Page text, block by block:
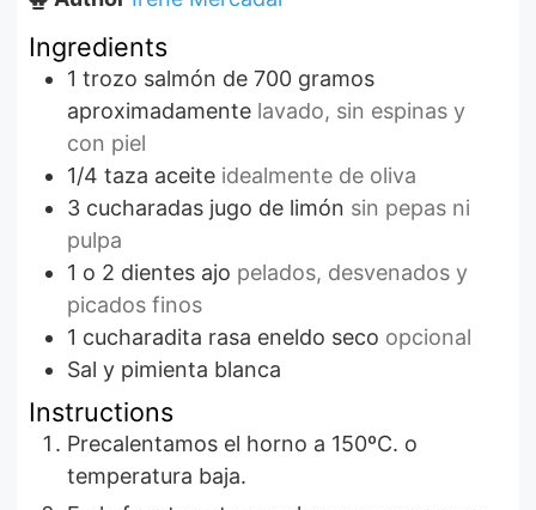
Ingredients
1 trozo salmón de 700 gramos
aproximadamente lavado, sin espinas y
con piel
1/4 taza aceite idealmente de oliva
3 cucharadas jugo de limón sin pepas ni
pulpa
1 o 2 dientes ajo pelados, desvenados y
picados finos
1 cucharadita rasa eneldo seco opcional
Sal y pimienta blanca
Instructions
Precalentamos el horno a 150ºC. o
temperatura baja.